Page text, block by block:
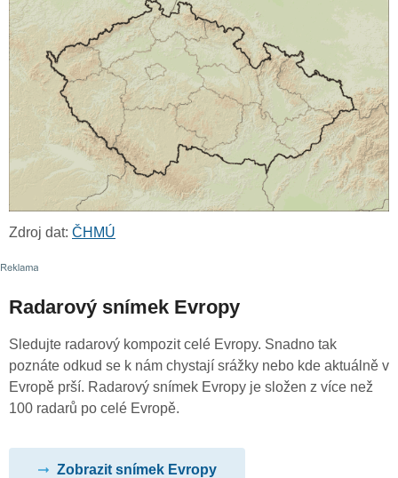
Zdroj dat: ČHMÚ
Radarový snímek Evropy
Sledujte radarový kompozit celé Evropy. Snadno tak
poznáte odkud se k nám chystají srážky nebo kde aktuálně v
Evropě prší. Radarový snímek Evropy je složen z více než
100 radarů po celé Evropě.
Zobrazit snímek Evropy